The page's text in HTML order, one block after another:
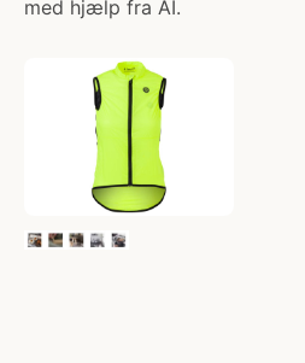
med hjælp fra AI.